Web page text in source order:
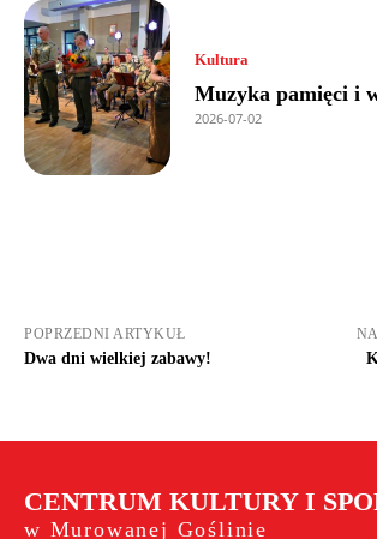
Kultura
Muzyka pamięci i
2026-07-02
POPRZEDNI ARTYKUŁ
Dwa dni wielkiej zabawy!
CENTRUM KULTURY I
w Murowanej Goślinie